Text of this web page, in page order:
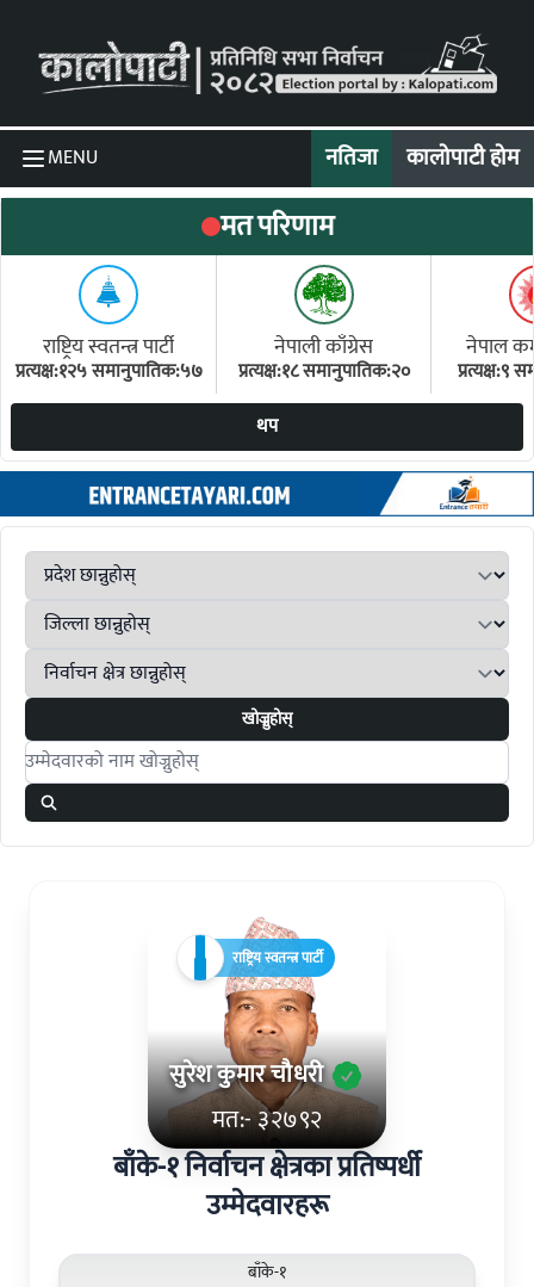
MENU नतिजा कालोपाटी होम
मत परिणाम
राष्ट्रिय स्वतन्त्र पार्टी
प्रत्यक्ष:१२५ समानुपातिक:५७
नेपाली काँग्रेस
प्रत्यक्ष:१८ समानुपातिक:२०
नेपाल
प्रत्यक्ष:९
थप
खोज्नुहोस्
Search candidates
सुरेश कुमार चौधरी
मत:- ३२७९२
राष्ट्रिय स्वतन्त्र पार्टी
बाँके-१ निर्वाचन क्षेत्रका प्रतिष्पर्धी
उम्मेदवारहरू
बाँके-१